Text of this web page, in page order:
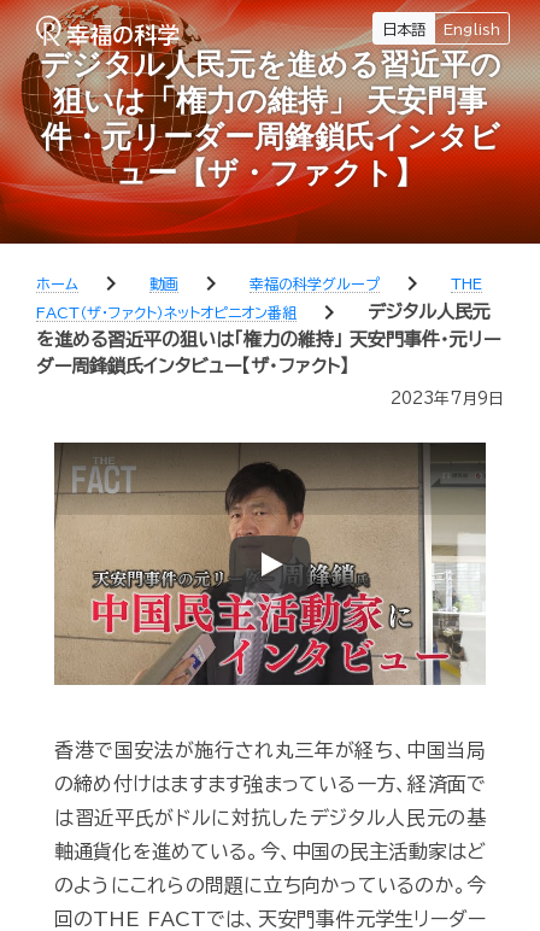
日本語 English
デジタル人民元を進める習近平の
狙いは「権力の維持」 天安門事
件・元リーダー周鋒鎖氏インタビ
ュー【ザ・ファクト】
ホーム chevron_right 動画 chevron_right 幸福の科学グループ chevron_right
THE
FACT（ザ・ファクト）ネットオピニオン番組
chevron_right
デジタル人民元
を進める習近平の狙いは「権力の維持」 天安門事件・元リー
ダー周鋒鎖氏インタビュー【ザ・ファクト】
2023年7月9日
Play
香港で国安法が施行され丸三年が経ち、中国当局
の締め付けはますます強まっている一方、経済面で
は習近平氏がドルに対抗したデジタル人民元の基
軸通貨化を進めている。今、中国の民主活動家はど
のようにこれらの問題に立ち向かっているのか。今
回のTHE FACTでは、天安門事件元学生リーダー